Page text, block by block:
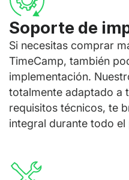
Soporte de
Si necesitas comprar
TimeCamp, también
implementación.
totalmente adaptado a
requisitos técnicos, te
integral durante todo